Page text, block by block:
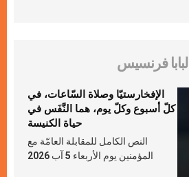
البابا فرنسيس
الإفخارستيّا وصلاة السّاعات، في
كلّ أسبوع وكلّ يوم، هما النَّفَس في
حياة الكنيسة
النص الكامل للمقابلة العامّة مع
المؤمنين يوم الأربعاء 5 آب 2026